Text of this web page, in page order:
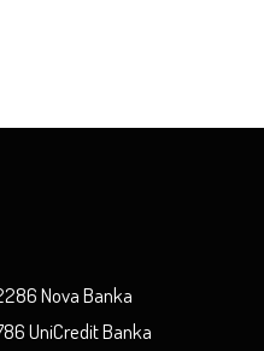
Nova Banka
UniCredit Banka